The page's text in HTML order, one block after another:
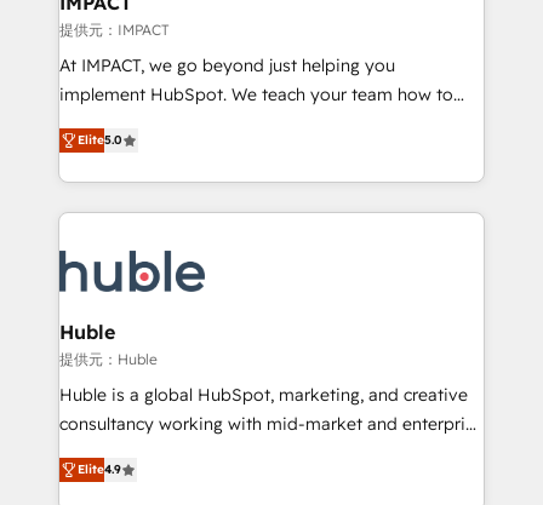
of your tech stack, syncing... 🛍️ Shopify or
WooCommerce 💲 Stripe or Paypal 💰 Sage or
Netsuite 🤖 Google or Microsoft ✍️ DocuSign or
the rare Advanced "Custom Integrations"
Accreditation, securely sync data across... 🔄 any
new HubSpot portal with Advanced Website and
CRM Migrations using our in-house "HubScrub" Tool.
提供元：IMPACT
At IMPACT, we go beyond just helping you
implement HubSpot. We teach your team how to
master it. As the creators of the Endless Customers
System™ (the next evolution of They Ask, You
Answer), we’re the only HubSpot partner built
entirely around coaching and training. That means
skills, processes, and internal team you need to
attract the right buyers, close deals faster, and grow
without outside dependencies. You’ll learn how to: •
Set up, audit, and organize your HubSpot portal •
Get your sales team fully using HubSpot • Track
pipeline and revenue across the entire buyer journey
growth • Create content and videos that attract
Elite5.0
Huble
提供元：Huble
Huble is a global HubSpot, marketing, and creative
consultancy working with mid-market and enterprise
businesses. We go beyond implementation, shaping
the strategy, processes, and teams that turn
Elite4.9